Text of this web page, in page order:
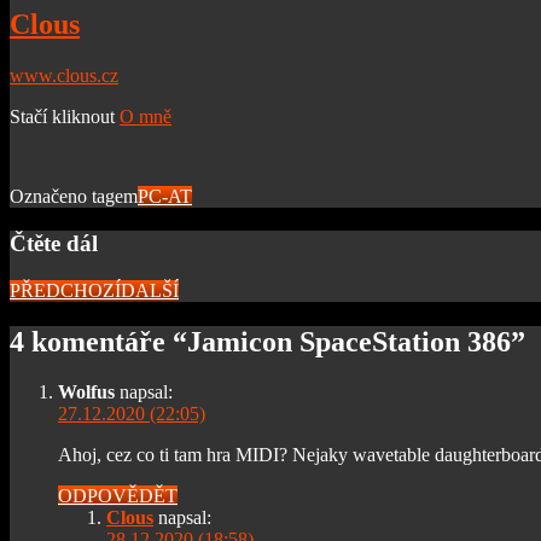
Clous
www.clous.cz
Stačí kliknout O mně
Označeno tagemPC-AT
Čtěte dál
PŘEDCHOZÍDALŠÍ
4 komentáře “Jamicon SpaceStation 386”
Wolfus napsal:
27.12.2020 (22:05)
Ahoj, cez co ti tam hra MIDI? Nejaky wavetable
ODPOVĚDĚT
Clous napsal: